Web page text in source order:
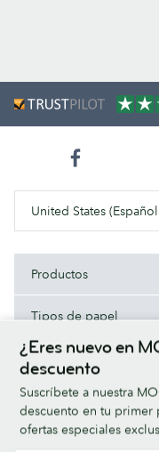
¿Eres nuevo en
descuento
Suscríbete a nuestra
descuento en tu primer
ofertas especiales
United States
Productos
Tipos de papel
Acerca de MOO
Ayuda/Enlaces útiles